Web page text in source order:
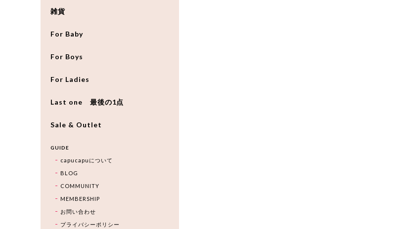
雑貨
For Baby
For Boys
For Ladies
Last one 最後の1点
Sale & Outlet
GUIDE
capucapuについて
BLOG
COMMUNITY
MEMBERSHIP
お問い合わせ
プライバシーポリシー